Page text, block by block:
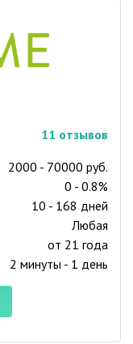
11 отзывов
2000 - 70000 руб.
0 - 0.8%
10 - 168 дней
Любая
от 21 года
2 минуты - 1 день